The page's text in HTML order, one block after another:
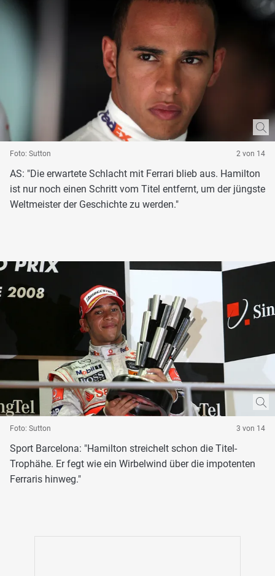
Foto: Sutton 2 von 14
AS: "Die erwartete Schlacht mit Ferrari blieb aus. Hamilton
ist nur noch einen Schritt vom Titel entfernt, um der jüngste
Weltmeister der Geschichte zu werden."
Foto: Sutton 3 von 14
Sport Barcelona: "Hamilton streichelt schon die Titel-
Trophähe. Er fegt wie ein Wirbelwind über die impotenten
Ferraris hinweg."